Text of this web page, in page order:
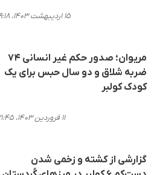
۱۵ اردیبهشت ۱۴۰۳، ۱۹:۱۸
مریوان؛ صدور حکم غیر انسانی ۷۴
ضربه شلاق و دو سال حبس برای یک
کودک کولبر
۱۱ فروردین ۱۴۰۳، ۲۱:۴۵
گزارشی از کشته و زخمی شدن